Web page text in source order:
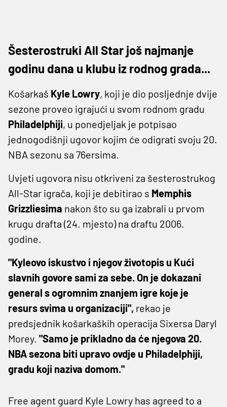
Šesterostruki All Star još najmanje
godinu dana u klubu iz rodnog grada...
Košarkaš Kyle Lowry, koji je dio posljednje dvije
sezone proveo igrajući u svom rodnom gradu
Philadelphiji, u ponedjeljak je potpisao
jednogodišnji ugovor kojim će odigrati svoju 20.
NBA sezonu sa 76ersima.
Uvjeti ugovora nisu otkriveni za šesterostrukog
All-Star igrača, koji je debitirao s Memphis
Grizzliesima nakon što su ga izabrali u prvom
krugu drafta (24. mjesto) na draftu 2006.
godine.
"Kyleovo iskustvo i njegov životopis u Kući
slavnih govore sami za sebe. On je dokazani
general s ogromnim znanjem igre koje je
resurs svima u organizaciji", rekao je
predsjednik košarkaških operacija Sixersa Daryl
Morey. "Samo je prikladno da će njegova 20.
NBA sezona biti upravo ovdje u Philadelphiji,
gradu koji naziva domom."
Free agent guard Kyle Lowry has agreed to a